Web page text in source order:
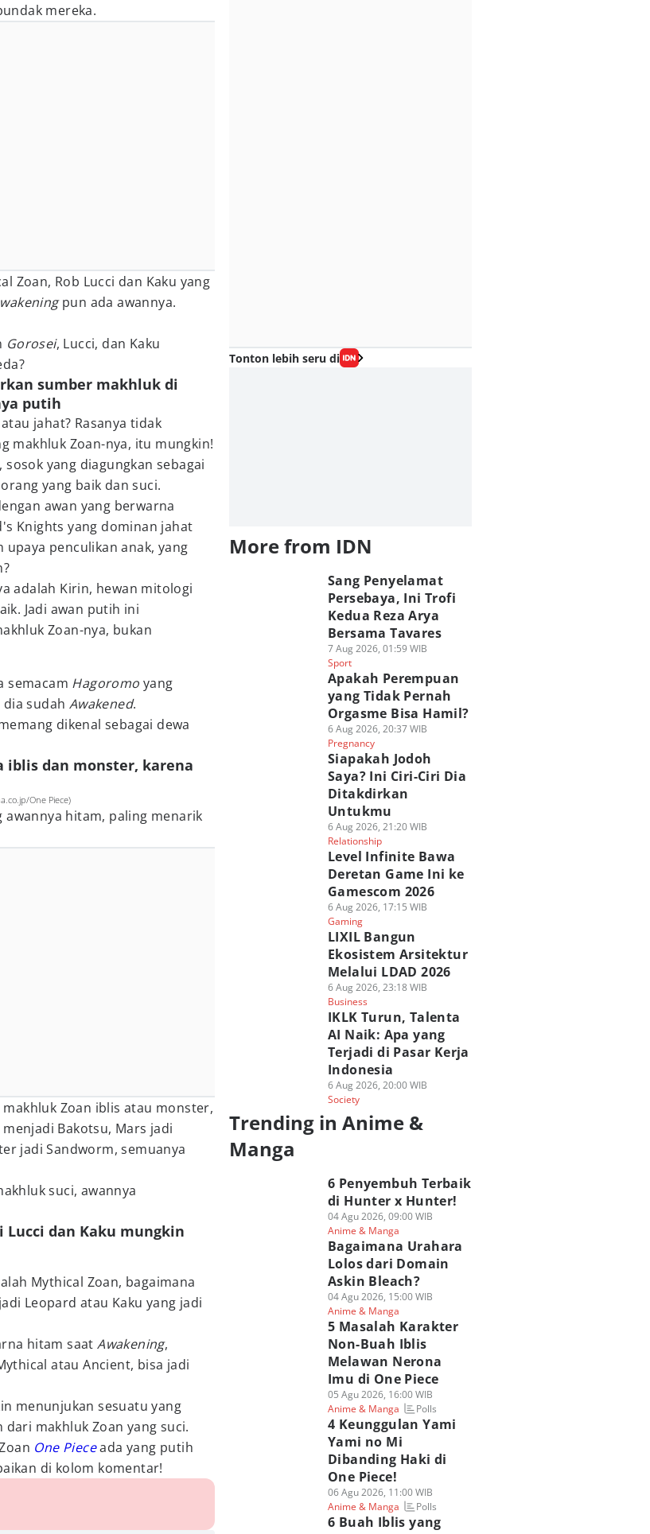
mereka.
Zoan, Rob Lucci dan Kaku yang
pun ada awannya.
Gorosei, Lucci, dan Kaku
sumber makhluk di
putih
jahat? Rasanya tidak
makhluk Zoan-nya, itu mungkin!
yang diagungkan sebagai
yang baik dan suci.
awan yang berwarna
Knights yang dominan jahat
penculikan anak, yang
adalah Kirin, hewan mitologi
Jadi awan putih ini
Zoan-nya, bukan
semacam Hagoromoyang
sudah Awakened.
dikenal sebagai dewa
iblis dan monster, karena
One Piece)
awannya hitam, paling menarik
Zoan iblis atau monster,
Bakotsu, Mars jadi
jadi Sandworm, semuanya
suci, awannya
Lucci dan Kaku mungkin
Mythical Zoan, bagaimana
Leopard atau Kaku yang jadi
hitam saatAwakening,
atau Ancient, bisa jadi
menunjukan sesuatu yang
makhluk Zoan yang suci.
One Piece ada yang putih
di kolom komentar!
Tonton lebih seru di
More from IDN
Sang Penyelamat
Persebaya, Ini Trofi
Kedua Reza Arya
Bersama Tavares
7 Aug 2026, 01:59 WIB
Sport
Apakah Perempuan
yang Tidak Pernah
Orgasme Bisa Hamil?
6 Aug 2026, 20:37 WIB
Pregnancy
Siapakah Jodoh
Saya? Ini Ciri-Ciri Dia
Ditakdirkan
Untukmu
6 Aug 2026, 21:20 WIB
Relationship
Level Infinite Bawa
Deretan Game Ini ke
Gamescom 2026
6 Aug 2026, 17:15 WIB
Gaming
LIXIL Bangun
Ekosistem Arsitektur
Melalui LDAD 2026
6 Aug 2026, 23:18 WIB
Business
IKLK Turun, Talenta
AI Naik: Apa yang
Terjadi di Pasar Kerja
Indonesia
6 Aug 2026, 20:00 WIB
Society
Trending in Anime &
Manga
6 Penyembuh Terbaik
di Hunter x Hunter!
04 Agu 2026, 09:00 WIB
Anime & Manga
Bagaimana Urahara
Lolos dari Domain
Askin Bleach?
04 Agu 2026, 15:00 WIB
Anime & Manga
5 Masalah Karakter
Non-Buah Iblis
Melawan Nerona
Imu di One Piece
05 Agu 2026, 16:00 WIB
Anime & Manga
Polls
4 Keunggulan Yami
Yami no Mi
Dibanding Haki di
One Piece!
06 Agu 2026, 11:00 WIB
Anime & Manga
Polls
6 Buah Iblis yang